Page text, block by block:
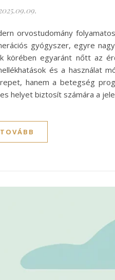
orvostudomány
gyógyszer, egyre
egyaránt nőtt az
és a használat
hanem a betegség
helyet biztosít számára a
TOVÁBB